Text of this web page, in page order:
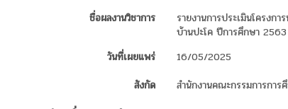
ชื่อผลงานวิชาการ
รายงานการประเมินโครงก
บ้านปะโค ปีการศึกษา 2563
วันที่เผยแพร่
16/05/2025
สังกัด
สำนักงานคณะกรรมการการ